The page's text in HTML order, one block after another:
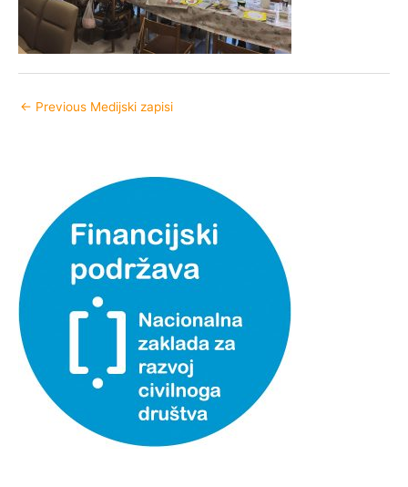
← Previous Medijski zapisi